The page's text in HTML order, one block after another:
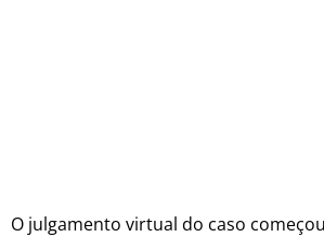
O julgamento virtual do caso